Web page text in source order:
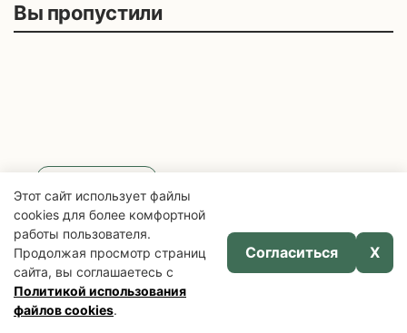
Вы пропустили
Польза свежих огурцов,
огуречного сока, малосольных и
маринованных огурцов
Этот сайт использует файлы
cookies для более комфортной
работы пользователя.
Продолжая просмотр страниц
сайта, вы соглашаетесь с
Политикой использования
файлов cookies.
Согласиться X